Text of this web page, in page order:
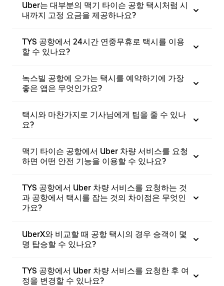
Uber는 대부분의 맥기 타이슨 공항 택시처럼 시
내까지 고정 요금을 제공하나요?
TYS 공항에서 24시간 연중무휴로 택시를 이용
할 수 있나요?
녹스빌 공항에 오가는 택시를 예약하기에 가장
좋은 앱은 무엇인가요?
택시와 마찬가지로 기사님에게 팁을 줄 수 있나
요?
맥기 타이슨 공항에서 Uber 차량 서비스를 요청
하면 어떤 안전 기능을 이용할 수 있나요?
TYS 공항에서 Uber 차량 서비스를 요청하는 것
과 공항에서 택시를 잡는 것의 차이점은 무엇인
가요?
UberX와 비교할 때 공항 택시의 경우 승객이 몇
명 탑승할 수 있나요?
TYS 공항에서 Uber 차량 서비스를 요청한 후 여
정을 변경할 수 있나요?